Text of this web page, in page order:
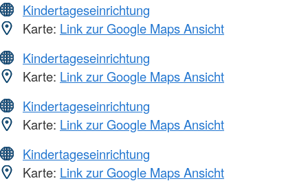
Kindertageseinrichtung
Karte: Link zur Google Maps Ansicht
Kindertageseinrichtung
Karte: Link zur Google Maps Ansicht
Kindertageseinrichtung
Karte: Link zur Google Maps Ansicht
Kindertageseinrichtung
Karte: Link zur Google Maps Ansicht